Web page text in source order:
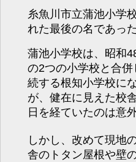
糸魚川市立蒲池小学
れた最後の名であった
蒲池小学校は、昭和
の2つの小学校と合
続する根知小学校に
が、健在に見えた校
日を経ていたのは意
しかし、改めて現地
舎のトタン屋根や壁